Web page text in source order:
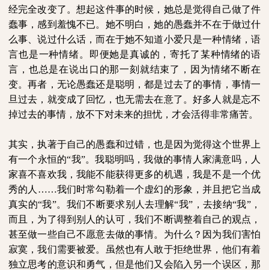
经完全改变了。想起这件事的时候，她总是觉得自己做了件
蠢事，感到羞愧不已。她不明白，她的愚蠢并不在于做过什
么事、说过什么话，而在于她不知道小爱只是一种情绪，语
言也是一种情绪。即便她是真诚的，寄托了某种情绪的语
言，也总是在说出口的那一刻就结束了，因为情绪不断在
变。再者，无论愚蠢还是聪明，都是过去了的事情，事情一
旦过去，就变成了回忆，也无需去在意了。好多人就是忘不
掉过去的事情，放不下对未来的担忧，才会活得非常痛苦。
其实，执著于自己的愚蠢和过错，也是因为觉得这个世界上
有一个永恒的“我”。我聪明吗，我做的事情人家满意吗，人
家喜不喜欢我，我能不能获得更多的机遇，我是不是一个优
秀的人……我们时常勾勒着一个虚幻的形象，并且把它当成
真实的“我”。我们不断要求别人去理解“我”，去接纳“我”，
而且，为了得到别人的认可，我们不断调整着自己的观点，
甚至做一些自己不愿意去做的事情。为什么？因为我们害怕
寂寞，我们需要被爱。虽然也有人敢于拒绝世界，他们有着
独立思考的意识和勇气，但是他们又会陷入另一个误区，那